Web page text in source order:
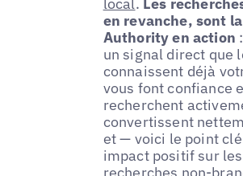
local. Les
en revanche, sont
Authority en action
un signal direct que
connaissent déjà
vous font confiance
recherchent
convertissent
et — voici le point
impact positif sur les